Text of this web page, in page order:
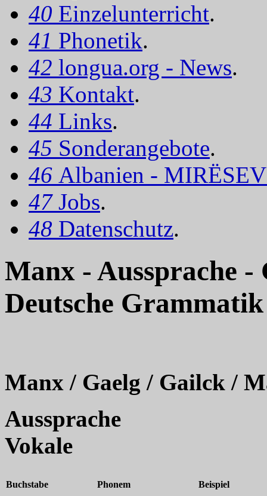
40 Einzelunterricht.
41 Phonetik.
42 longua.org - News.
43 Kontakt.
44 Links.
45 Sonderangebote.
46 Albanien -
47 Jobs.
48 Datenschutz.
Manx - Aussprache
Deutsche Grammatik
Manx / Gaelg / Gailck /
Aussprache
Vokale
Buchstabe Phonem Beispiel